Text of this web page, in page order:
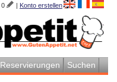
0 | Konto erstellen
Reservierungen Suchen